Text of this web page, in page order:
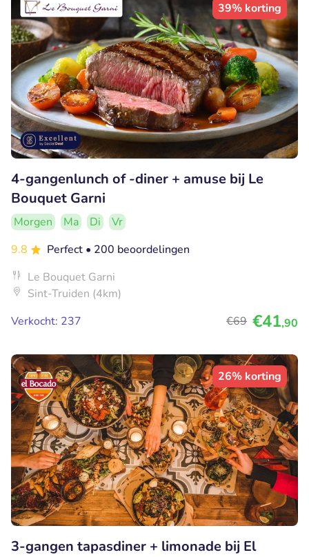
39% korting
4-gangenlunch of -diner + amuse bij Le
Bouquet Garni
Morgen Ma Di
Vr
9.8
Perfect • 200 beoordelingen
Le Bouquet Garni
Sint-Truiden (4km)
Verkocht: 237
€69 €41,90
26% korting
3-gangen tapasdiner + limonade bij El